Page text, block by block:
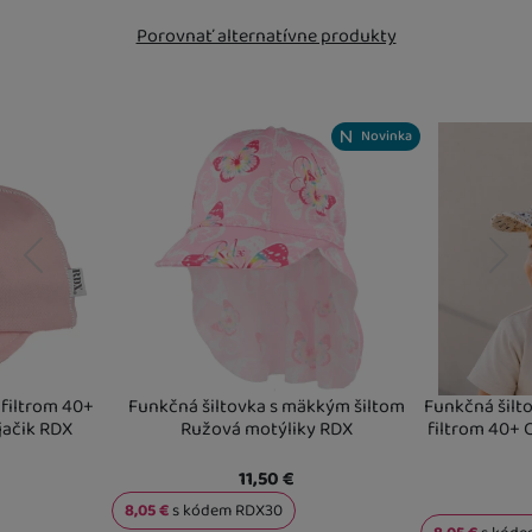
Porovnať alternatívne produkty
predchádzajúci
Novinka
Funkčná šiltovka s mäkkým šiltom
Ružová motýliky RDX
11,50€
8,05€s kódemRDX30
Funkčná
filtrom 40+
filtrom 40+
RDX